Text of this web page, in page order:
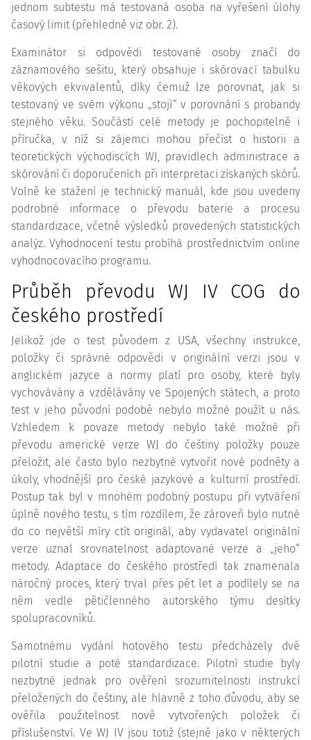
jednom subtestu má testovaná osoba na vyřešení úlohy
časový limit (přehledně viz obr. 2).
Examinátor si odpovědi testované osoby značí do
záznamového sešitu, který obsahuje i skórovací tabulku
věkových ekvivalentů, díky čemuž lze porovnat, jak si
testovaný ve svém výkonu „stojí“ v porovnání s probandy
stejného věku. Součástí celé metody je pochopitelně i
příručka, v níž si zájemci mohou přečíst o historii a
teoretických východiscích WJ, pravidlech administrace a
skórování či doporučeních při interpretaci získaných skórů.
Volně ke stažení je technický manuál, kde jsou uvedeny
podrobné informace o převodu baterie a procesu
standardizace, včetně výsledků provedených statistických
analýz. Vyhodnocení testu probíhá prostřednictvím online
vyhodnocovacího programu.
Průběh převodu WJ IV COG do
českého prostředí
Jelikož jde o test původem z USA, všechny instrukce,
položky či správné odpovědi v originální verzi jsou v
anglickém jazyce a normy platí pro osoby, které byly
vychovávány a vzdělávány ve Spojených státech, a proto
test v jeho původní podobě nebylo možné použít u nás.
Vzhledem k povaze metody nebylo také možné při
převodu americké verze WJ do češtiny položky pouze
přeložit, ale často bylo nezbytné vytvořit nové podněty a
úkoly, vhodnější pro české jazykové a kulturní prostředí.
Postup tak byl v mnohém podobný postupu při vytváření
úplně nového testu, s tím rozdílem, že zároveň bylo nutné
do co největší míry ctít originál, aby vydavatel originální
verze uznal srovnatelnost adaptované verze a „jeho“
metody. Adaptace do českého prostředí tak znamenala
náročný proces, který trval přes pět let a podílely se na
něm vedle pětičlenného autorského týmu desítky
spolupracovníků.
Samotnému vydání hotového testu předcházely dvě
pilotní studie a poté standardizace. Pilotní studie byly
nezbytné jednak pro ověření srozumitelnosti instrukcí
přeložených do češtiny, ale hlavně z toho důvodu, aby se
ověřila použitelnost nově vytvořených položek či
příslušenství. Ve WJ IV jsou totiž (stejně jako v některých